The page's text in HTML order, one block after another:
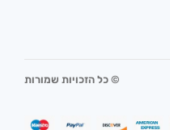
© כל הזכויות שמורות